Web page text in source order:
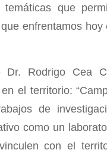
que
enfrentamos
Dr. Rodrigo Cea
el territorio:
de
como un
con el